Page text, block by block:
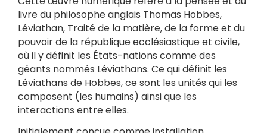
livre du philosophe anglais Thomas Hobbes,
Léviathan, Traité de la matière, de la forme et du
pouvoir de la république ecclésiastique et civile,
où il y définit les États-nations comme des
géants nommés Léviathans. Ce qui définit les
Léviathans de Hobbes, ce sont les unités qui les
composent (les humains) ainsi que les
interactions entre elles.